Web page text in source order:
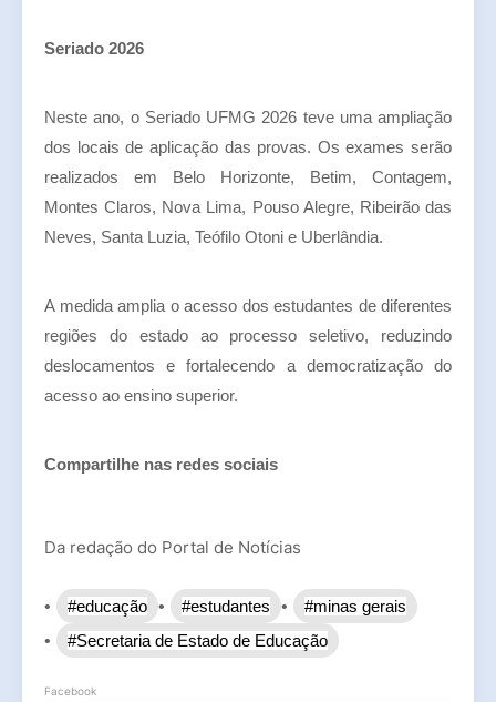
Seriado 2026
Neste ano, o Seriado UFMG 2026 teve uma ampliação
dos locais de aplicação das provas. Os exames serão
realizados em Belo Horizonte, Betim, Contagem,
Montes Claros, Nova Lima, Pouso Alegre, Ribeirão das
Neves, Santa Luzia, Teófilo Otoni e Uberlândia.
A medida amplia o acesso dos estudantes de diferentes
regiões do estado ao processo seletivo, reduzindo
deslocamentos e fortalecendo a democratização do
acesso ao ensino superior.
Compartilhe nas redes sociais
Da redação do Portal de Notícias
#educação #estudantes
#minas gerais
#Secretaria de Estado de Educação
Facebook